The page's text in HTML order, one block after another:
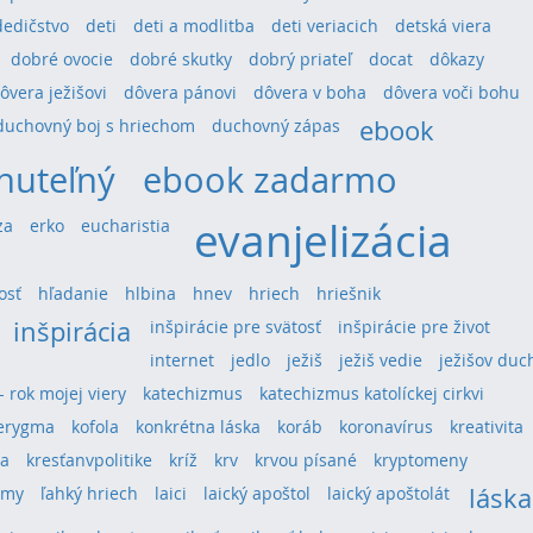
deti deti a modlitba deti veriacich
detská viera
dobré ovocie
dobré skutky dobrý priateľ docat
dôkazy
ježišovi
dôvera pánovi dôvera v boha
dôvera voči bohu
boj s hriechom
duchovný zápas ebook
ebook zadarmo
erko eucharistia evanjelizácia
hľadanie hlbina hnev hriech hriešnik
inšpirácia inšpirácie pre svätosť
inšpirácie pre život
internet
jedlo ježiš ježiš vedie
ježišov
rok mojej viery
katechizmus
katechizmus katolíckej cirkvi
kofola konkrétna láska koráb koronavírus
kreativita
kresťanvpolitike kríž krv krvou písané
kryptomeny
ľahký hriech laici laický apoštol laický apoštolát láska